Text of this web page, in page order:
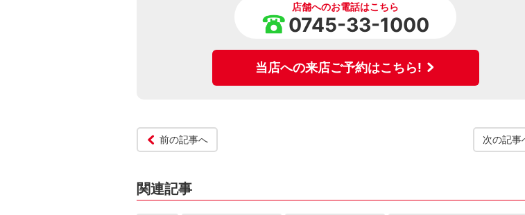
店舗へのお電話はこちら
0745-33-1000
当店への来店ご予約はこちら!
前の記事へ 次の記事
関連記事